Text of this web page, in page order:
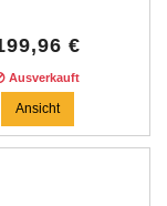
€
Ausverkauft
Ansicht